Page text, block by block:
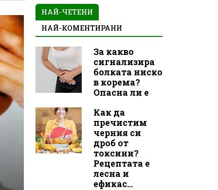
НАЙ-ЧЕТЕНИ
НАЙ-КОМЕНТИРАНИ
За какво
сигнализира
болката ниско
в корема?
Опасна ли е
Как да
пречистим
черния си
дроб от
токсини?
Рецептата е
лесна и
ефикас...